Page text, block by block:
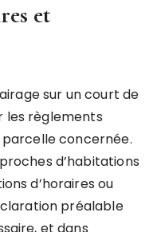
et
sur un court de
les règlements
concernée.
d’habitations
d’horaires ou
préalable